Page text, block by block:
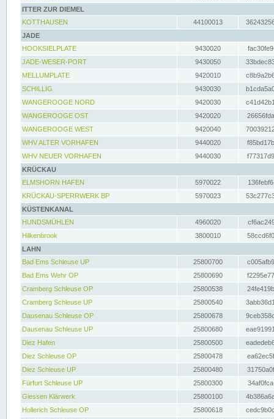
ITTER ZUR DIEMEL
KOTTHAUSEN
44100013
JADE
HOOKSIELPLATE
9430020
JADE-WESER-PORT
9430050
MELLUMPLATE
9420010
SCHILLIG
9430030
WANGEROOGE NORD
9420030
WANGEROOGE OST
9420020
WANGEROOGE WEST
9420040
WHV ALTER VORHAFEN
9440020
WHV NEUER VORHAFEN
9440030
KRÜCKAU
ELMSHORN HAFEN
5970022
KRÜCKAU-SPERRWERK BP
5970023
KÜSTENKANAL
HUNDSMÜHLEN
4960020
Hilkenbrook
3800010
LAHN
Bad Ems Schleuse UP
25800700
Bad Ems Wehr OP
25800690
Cramberg Schleuse OP
25800538
Cramberg Schleuse UP
25800540
Dausenau Schleuse OP
25800678
Dausenau Schleuse UP
25800680
Diez Hafen
25800500
Diez Schleuse OP
25800478
Diez Schleuse UP
25800480
Fürfurt Schleuse UP
25800300
Giessen Klärwerk
25800100
Hollerich Schleuse OP
25800618